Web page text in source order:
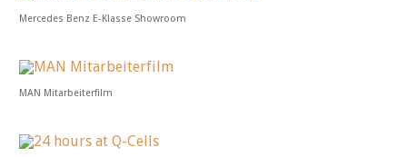
Mercedes Benz E-Klasse Showroom
MAN Mitarbeiterfilm